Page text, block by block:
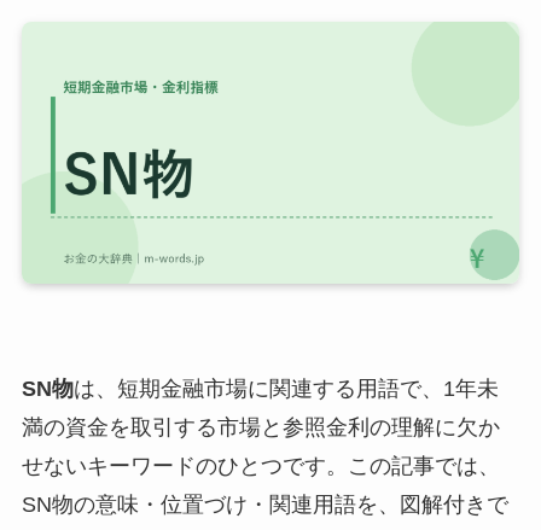
SN物は、短期金融市場に関連する用語で、1年未
満の資金を取引する市場と参照金利の理解に欠か
せないキーワードのひとつです。この記事では、
SN物の意味・位置づけ・関連用語を、図解付きで